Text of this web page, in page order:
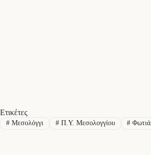
Ετικέτες
#Μεσολόγγι #Π.Υ. Μεσολογγίου # Φωτιά